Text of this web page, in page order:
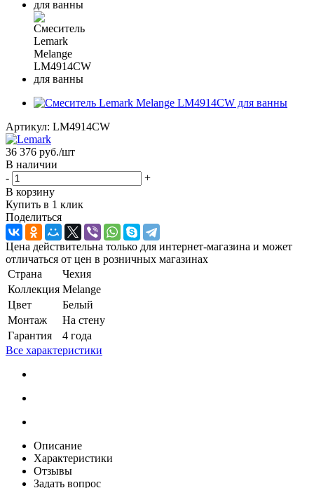
Артикул: LM4914CW
36 376 руб./шт
В наличии
-
+
В корзину
Купить в 1 клик
Поделиться
Цена действительна только для интернет-магазина и может
отличаться от цен в розничных магазинах
Страна
Чехия
Коллекция Melange
Цвет
Белый
Монтаж
На стену
Гарантия
4 года
Все характеристики
Описание
Характеристики
Отзывы
Задать вопрос